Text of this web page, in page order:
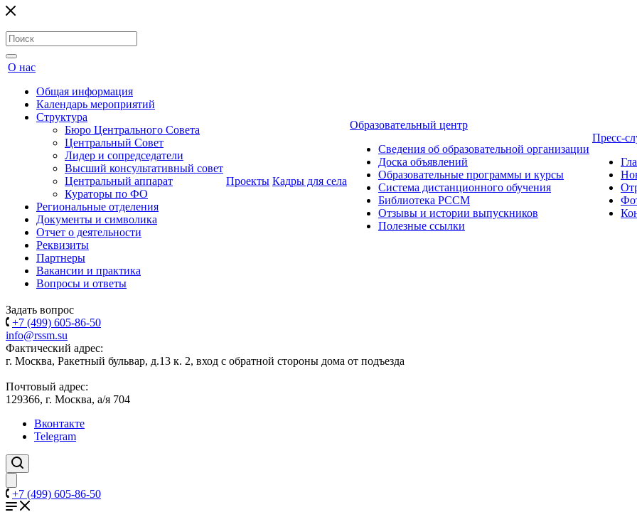
О нас
Общая информация
Календарь мероприятий
Структура
Бюро Центрального Совета
Центральный Совет
Лидер и сопредседатели
Высший консультативный совет
Центральный аппарат
Кураторы по ФО
Региональные отделения
Документы и символика
Отчет о деятельности
Реквизиты
Партнеры
Вакансии и практика
Вопросы и ответы
Проекты Кадры для села
Образовательный центр
Сведения об образовательной организации
Доска объявлений
Образовательные программы и курсы
Система дистанционного обучения
Библиотека РССМ
Отзывы и истории выпускников
Полезные ссылки
Пресс-
Задать вопрос
+7 (499) 605-86-50
info@rssm.su
Фактический адрес:
г. Москва, Ракетный бульвар, д.13 к. 2, вход с обратной стороны дома от подъезда
Почтовый адрес:
129366, г. Москва, а/я 704
Вконтакте
Telegram
+7 (499) 605-86-50